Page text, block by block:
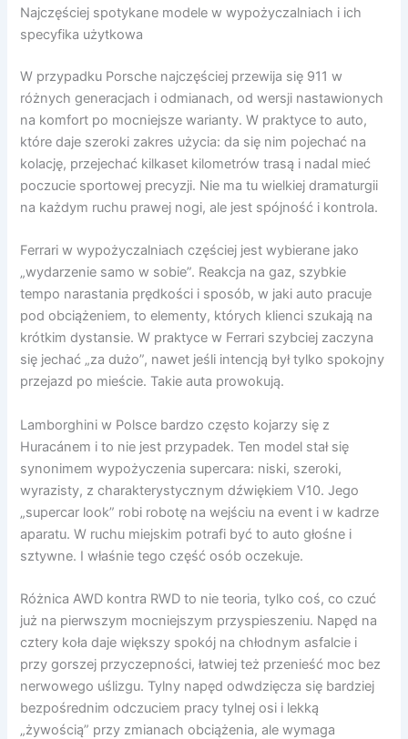
Najczęściej spotykane modele w wypożyczalniach i ich
specyfika użytkowa
W przypadku Porsche najczęściej przewija się 911 w
różnych generacjach i odmianach, od wersji nastawionych
na komfort po mocniejsze warianty. W praktyce to auto,
które daje szeroki zakres użycia: da się nim pojechać na
kolację, przejechać kilkaset kilometrów trasą i nadal mieć
poczucie sportowej precyzji. Nie ma tu wielkiej dramaturgii
na każdym ruchu prawej nogi, ale jest spójność i kontrola.
Ferrari w wypożyczalniach częściej jest wybierane jako
„wydarzenie samo w sobie”. Reakcja na gaz, szybkie
tempo narastania prędkości i sposób, w jaki auto pracuje
pod obciążeniem, to elementy, których klienci szukają na
krótkim dystansie. W praktyce w Ferrari szybciej zaczyna
się jechać „za dużo”, nawet jeśli intencją był tylko spokojny
przejazd po mieście. Takie auta prowokują.
Lamborghini w Polsce bardzo często kojarzy się z
Huracánem i to nie jest przypadek. Ten model stał się
synonimem wypożyczenia supercara: niski, szeroki,
wyrazisty, z charakterystycznym dźwiękiem V10. Jego
„supercar look” robi robotę na wejściu na event i w kadrze
aparatu. W ruchu miejskim potrafi być to auto głośne i
sztywne. I właśnie tego część osób oczekuje.
Różnica AWD kontra RWD to nie teoria, tylko coś, co czuć
już na pierwszym mocniejszym przyspieszeniu. Napęd na
cztery koła daje większy spokój na chłodnym asfalcie i
przy gorszej przyczepności, łatwiej też przenieść moc bez
nerwowego uślizgu. Tylny napęd odwdzięcza się bardziej
bezpośrednim odczuciem pracy tylnej osi i lekką
„żywością” przy zmianach obciążenia, ale wymaga